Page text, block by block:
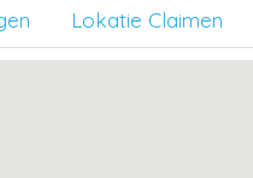
Lokatie Claimen